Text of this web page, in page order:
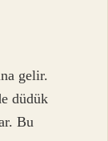
gelir.
düdük
Bu